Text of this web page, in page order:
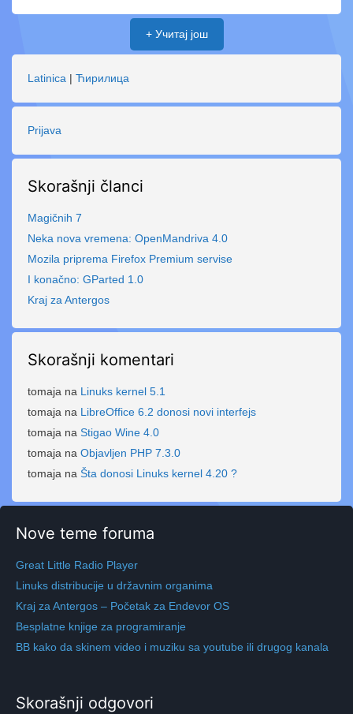
+ Учитај још
Latinica | Ћирилица
Prijava
Skorašnji članci
Magičnih 7
Neka nova vremena: OpenMandriva 4.0
Mozila priprema Firefox Premium servise
I konačno: GParted 1.0
Kraj za Antergos
Skorašnji komentari
tomaja na Linuks kernel 5.1
tomaja na LibreOffice 6.2 donosi novi interfejs
tomaja na Stigao Wine 4.0
tomaja na Objavljen PHP 7.3.0
tomaja na Šta donosi Linuks kernel 4.20 ?
Nove teme foruma
Great Little Radio Player
Linuks distribucije u državnim organima
Kraj za Antergos – Početak za Endevor OS
Besplatne knjige za programiranje
BB kako da skinem video i muziku sa youtube ili drugog kanala
Skorašnji odgovori